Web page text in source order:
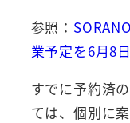
参照：
業予定を6月8
すでに予約済
ては、個別に